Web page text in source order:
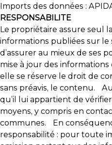
Imports des données :
RESPONSABILITE
Le propriétaire assure seul
informations publiées sur le
d’assurer au mieux de ses
mise à jour des
elle se réserve le droit de
sans préavis, le contenu.
qu’il lui appartient de
moyens, y compris en
communes. En
responsabilité : pour toute